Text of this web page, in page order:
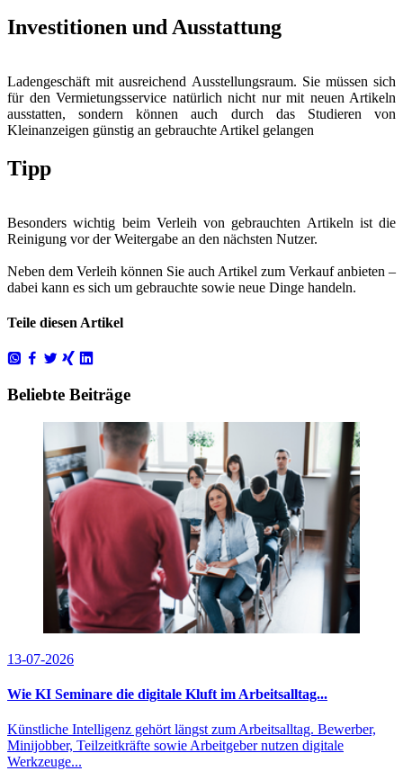
Investitionen und Ausstattung
Ladengeschäft mit ausreichend Ausstellungsraum. Sie müssen sich
für den Vermietungsservice natürlich nicht nur mit neuen Artikeln
ausstatten, sondern können auch durch das Studieren von
Kleinanzeigen günstig an gebrauchte Artikel gelangen
Tipp
Besonders wichtig beim Verleih von gebrauchten Artikeln ist die
Reinigung vor der Weitergabe an den nächsten Nutzer.
Neben dem Verleih können Sie auch Artikel zum Verkauf anbieten –
dabei kann es sich um gebrauchte sowie neue Dinge handeln.
Teile diesen Artikel
Beliebte Beiträge
13-07-2026
Wie KI Seminare die digitale Kluft im Arbeitsalltag...
Künstliche Intelligenz gehört längst zum Arbeitsalltag. Bewerber,
Minijobber, Teilzeitkräfte sowie Arbeitgeber nutzen digitale
Werkzeuge...